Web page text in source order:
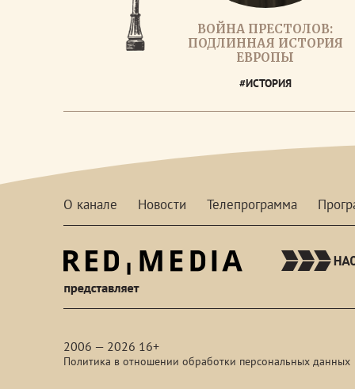
ВОЙНА ПРЕСТОЛОВ:
ПОДЛИННАЯ ИСТОРИЯ
ЕВРОПЫ
#ИСТОРИЯ
О канале Новости Телепрограмма
2006 — 2026 16+
Политика в отношении обработки персональных данных